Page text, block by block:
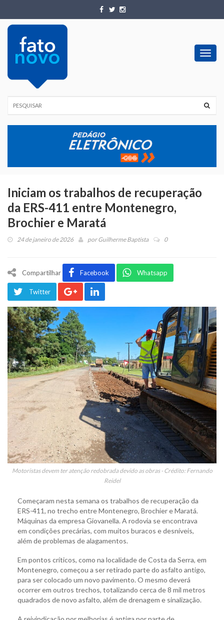
Iniciam os trabalhos de recuperação
da ERS-411 entre Montenegro,
Brochier e Maratá
24 de janeiro de 2026 porGuilherme Baptista 0
Compartilhar Facebook Whatsapp
Twitter
Motoristas devem ter atenção redobrada devido as obras - Crédito: Fernando
Reidel
Começaram nesta semana os trabalhos de recuperação da
ERS-411, no trecho entre Montenegro, Brochier e Maratá.
Máquinas da empresa Giovanella. A rodovia se encontrava
em condições precárias, com muitos buracos e desníveis,
além de problemas de alagamentos.
Em pontos críticos, como na localidade de Costa da Serra, em
Montenegro, começou a ser retirado parte do asfalto antigo,
para ser colocado um novo pavimento. O mesmo deverá
ocorrer em outros trechos, totalizando cerca de 8 mil metros
quadrados de novo asfalto, além de drenagem e sinalização.